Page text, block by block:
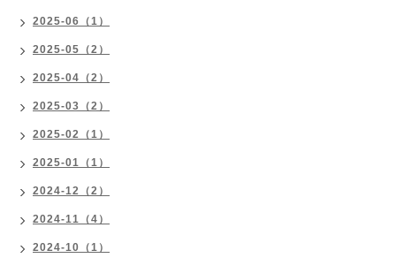
2025-06（1）
2025-05（2）
2025-04（2）
2025-03（2）
2025-02（1）
2025-01（1）
2024-12（2）
2024-11（4）
2024-10（1）